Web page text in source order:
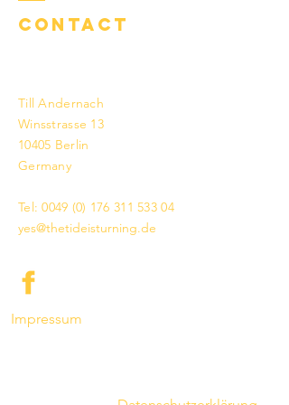
Contact
Till Andernach
Winsstrasse 13
10405 Berlin
Germany
Tel:0049 (0) 176 311 533 04
yes@thetideisturning.de
Impressum